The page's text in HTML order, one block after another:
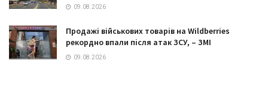
09.08.2026
Продажі військових товарів на Wildberries
рекордно впали після атак ЗСУ, – ЗМІ
09.08.2026